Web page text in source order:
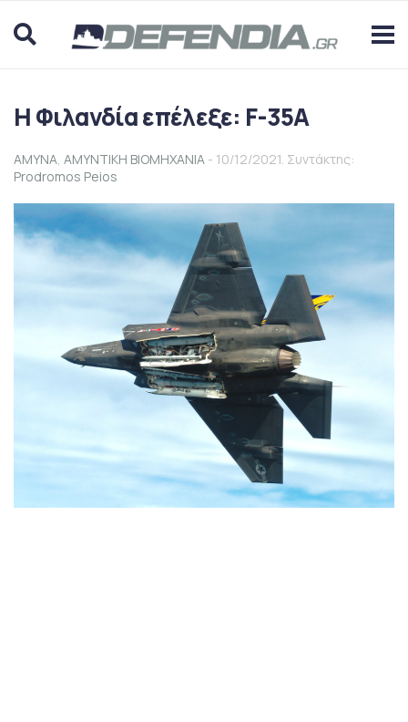
Η Φιλανδία επέλεξε: F-35A
ΑΜΥΝΑ ΑΜΥΝΤΙΚΗ ΒΙΟΜΗΧΑΝΙΑ - 10/12/2021. Συντάκτης:
Prodromos Peios